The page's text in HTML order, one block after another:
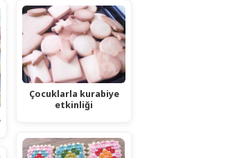
Çocuklarla kurabiye
etkinliği